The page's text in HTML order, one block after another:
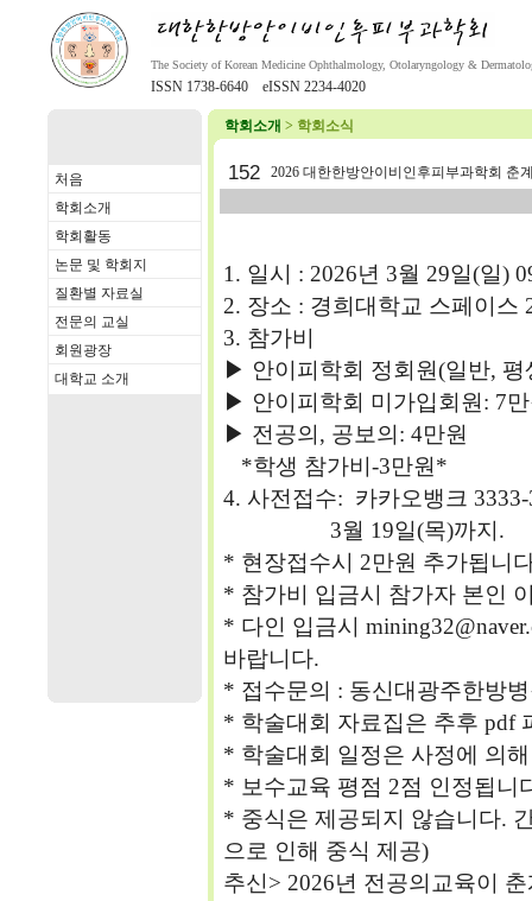
The Society of Korean Medicine Ophthalmology, Otolaryngology &
ISSN 1738-6640 eISSN 2234-4020
처음
학회소개
학회활동
논문 및 학회지
질환별 자료실
전문의 교실
회원광장
대학교 소개
학회소개 > 학회소식
152 2026 대한한방안이비인후피부과학회 춘
1. 일시 : 2026년 3월 29일(일)
2. 장소 : 경희대학교 스페이스
3. 참가비
▶ 안이피학회 정회원(일반, 평
▶ 안이피학회 미가입회원: 7
▶ 전공의, 공보의: 4만원
*학생 참가비-3만원*
4. 사전접수: 카카오뱅크
3월 19일(목)까지.
* 현장접수시 2만원 추가됩니
* 참가비 입금시 참가자 본인
* 다인 입금시
바랍니다.
* 접수문의 : 동신대광주한방
* 학술대회 자료집은 추후 pdf
* 학술대회 일정은 사정에 의
* 보수교육 평점 2점 인정됩니
* 중식은 제공되지 않습니다.
으로 인해 중식 제공)
추신> 2026년 전공의교육이